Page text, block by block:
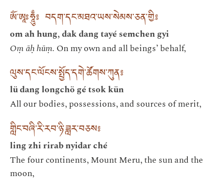
ༀ་ཨཱཿཧཱུྃ༔ བདག་དང་མཐའ་ཡས་སེམས་ཅན་གྱི༔
om ah hung, dak dang tayé semchen gyi
Oṃ āḥ hūṃ. On my own and all beings’ behalf,
ལུས་དང་ལོངས་སྤྱོད་དགེ་ཚོགས་ཀུན༔
lü dang longchö gé tsok kün
All our bodies, possessions, and sources of merit,
གླིང་བཞི་རི་རབ་ཉི་ཟླར་བཅས༔
ling zhi rirab nyidar ché
The four continents, Mount Meru, the sun and the
moon,